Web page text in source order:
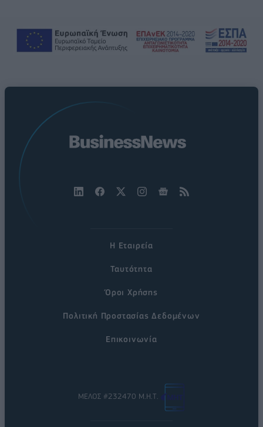
Η Εταιρεία
Ταυτότητα
Όροι Χρήσης
Πολιτική Προστασίας Δεδομένων
Επικοινωνία
ΜΕΛΟΣ #232470 Μ.Η.Τ.